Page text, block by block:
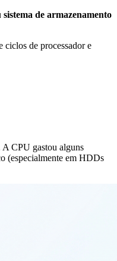
de armazenamento
ciclos de processador e
A CPU gastou alguns
(especialmente em HDDs